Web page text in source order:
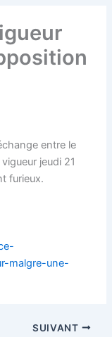
entre le
jeudi 21
furieux.
malgre-une-
SUIVANT